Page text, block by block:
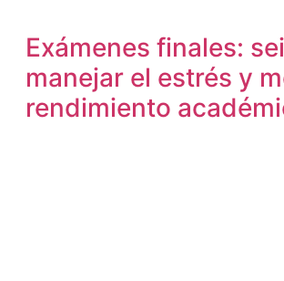
Exámenes finales:
manejar el estrés y
rendimiento